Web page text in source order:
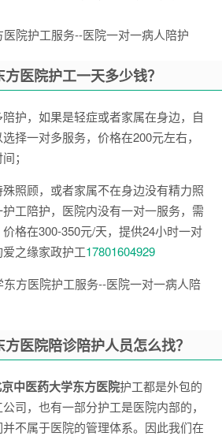
方医院护工一天多少钱？
护，如果是轻症或者家属在身边，自
择一对多服务，价格在200元左右，
；
照顾，或者家属不在身边没有精力照
工陪护，医院内没有一对一服务，需
格在300-350元/天，提供24小时一对
之缘家政护工17801604929
方医院陪诊陪护人员怎么找？
中医药大学东方医院护工都是外包的
司，也有一部分护工是医院内部的，
不属于医院的管理体系。因此我们在